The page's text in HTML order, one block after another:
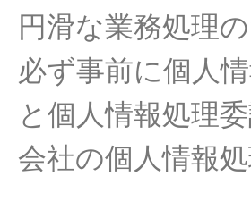
円滑な業務処理
必ず事前に個人
と 個人情報処理
会社の個人情報